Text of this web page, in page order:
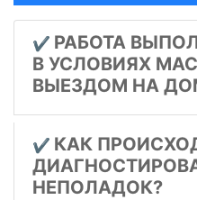
✔️ РАБОТА
В УСЛОВИЯХ
ВЫЕЗДОМ НА
✔️ КАК
НЕПОЛАДОК?